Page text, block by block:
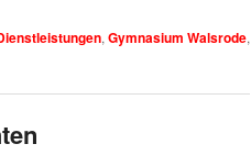
, Gymnasium Walsrode,